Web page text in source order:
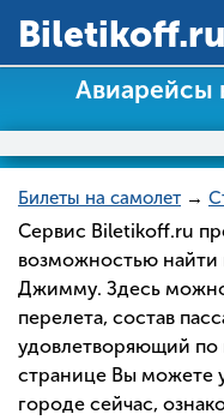
Вiletikoff.ru
Билеты на самолет →
Сервис Biletikoff.ru
возможностью найти
Джимму. Здесь
перелета, состав
удовлетворяющий по
странице Вы можете
городе сейчас,